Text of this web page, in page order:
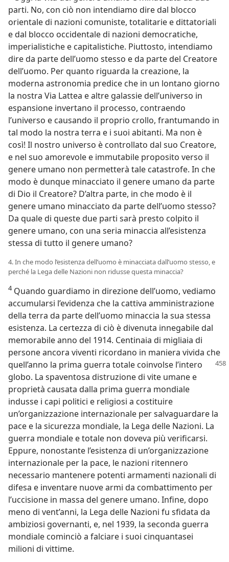
parti. No, con ciò non intendiamo dire dal blocco
orientale di nazioni comuniste, totalitarie e dittatoriali
e dal blocco occidentale di nazioni democratiche,
imperialistiche e capitalistiche. Piuttosto, intendiamo
dire da parte dell’uomo stesso e da parte del Creatore
dell’uomo. Per quanto riguarda la creazione, la
moderna astronomia predice che in un lontano giorno
la nostra Via Lattea e altre galassie dell’universo in
espansione invertano il processo, contraendo
l’universo e causando il proprio crollo, frantumando in
tal modo la nostra terra e i suoi abitanti. Ma non è
così! Il nostro universo è controllato dal suo Creatore,
e nel suo amorevole e immutabile proposito verso il
genere umano non permetterà tale catastrofe. In che
modo è dunque minacciato il genere umano da parte
di Dio il Creatore? D’altra parte, in che modo è il
genere umano minacciato da parte dell’uomo stesso?
Da quale di queste due parti sarà presto colpito il
genere umano, con una seria minaccia all’esistenza
stessa di tutto il genere umano?
4. In che modo l’esistenza dell’uomo è minacciata dall’uomo stesso, e
perché la Lega delle Nazioni non ridusse questa minaccia?
4Quando guardiamo in direzione dell’uomo, vediamo
accumularsi l’evidenza che la cattiva amministrazione
della terra da parte dell’uomo minaccia la sua stessa
esistenza. La certezza di ciò è divenuta innegabile dal
memorabile anno del 1914. Centinaia di migliaia di
persone ancora viventi ricordano in maniera vivida che
quell’anno la prima guerra totale coinvolse l’intero
globo. La spaventosa distruzione di vite umane e
proprietà causata dalla prima guerra mondiale
indusse i capi politici e religiosi a costituire
un’organizzazione internazionale per salvaguardare la
pace e la sicurezza mondiale, la Lega delle Nazioni. La
guerra mondiale e totale non doveva più verificarsi.
Eppure, nonostante l’esistenza di un’organizzazione
internazionale per la pace, le nazioni ritennero
necessario mantenere potenti armamenti nazionali di
difesa e inventare nuove armi da combattimento per
l’uccisione in massa del genere umano. Infine, dopo
meno di vent’anni, la Lega delle Nazioni fu sfidata da
ambiziosi governanti, e, nel 1939, la seconda guerra
mondiale cominciò a falciare i suoi cinquantasei
milioni di vittime.